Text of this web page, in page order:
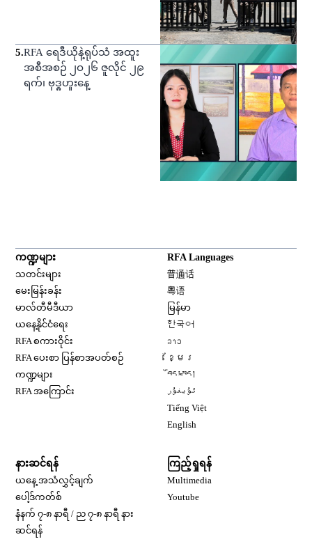
5.RFA ရေဒီယိုနဲ့ရုပ်သံ အထူး
အစီအစဉ် ၂ဝ၂၆ ဇူလိုင် ၂၉
ရက်၊ ဗုဒ္ဓဟူးနေ့
ကဏ္ဍများ
သတင်းများ
မေးမြန်းခန်း
မာလ်တီမီဒီယာ
ယနေ့နိုင်ငံရေး
RFA စကားဝိုင်း
RFA ပေးစာ ပြန်စာအပတ်စဉ်
ကဏ္ဍများ
RFA အကြောင်း
RFA Languages
普通话
粤语
မြန်မာ
한국어
ລາວ
ខ្មែរ
བོད་སྐད།
ئۇيغۇر
Tiếng Việt
English
နားဆင်ရန်
ယနေ့ အသံလွှင့်ချက်
ပေါ့ဒ်ကတ်စ်
နံနက် ၇-၈ နာရီ / ည ၇-၈ နာရီ နား
ဆင်ရန်
ကြည့်ရှုရန်
Multimedia
Youtube